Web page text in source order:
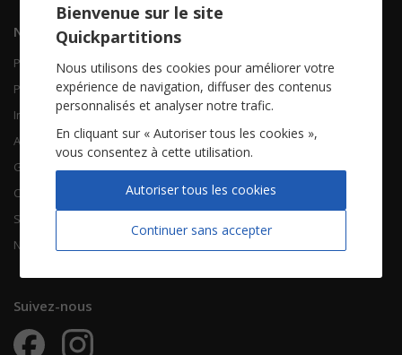
Navigation
Piano Chant
Piano Solo
Instruments solistes
Accordéon
Guitare
Chorales
Songbooks
Nouvelles partitions
Contactez-nous
Qui sommes-nous
FAQ
À propos
CGV
Mentions légales
Vie privée
Suivez-nous
Bienvenue sur le site
Quickpartitions
Nous utilisons des cookies pour améliorer votre
expérience de navigation, diffuser des contenus
personnalisés et analyser notre trafic.
En cliquant sur « Autoriser tous les cookies »,
vous consentez à cette utilisation.
Continuer sans accepter
Autoriser tous les cookies